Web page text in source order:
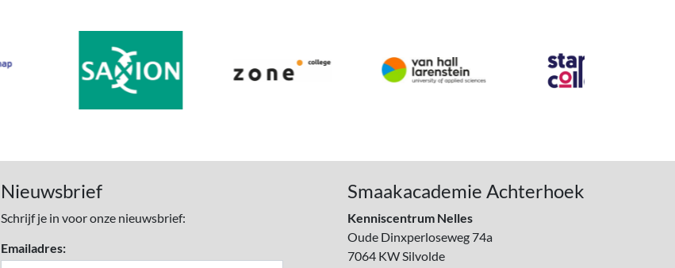
Nieuwsbrief
Schrijf je in voor onze nieuwsbrief:
Emailadres:
Smaakacademie Achterhoek
Kenniscentrum Nelles
Oude Dinxperloseweg 74a
7064 KWSilvolde